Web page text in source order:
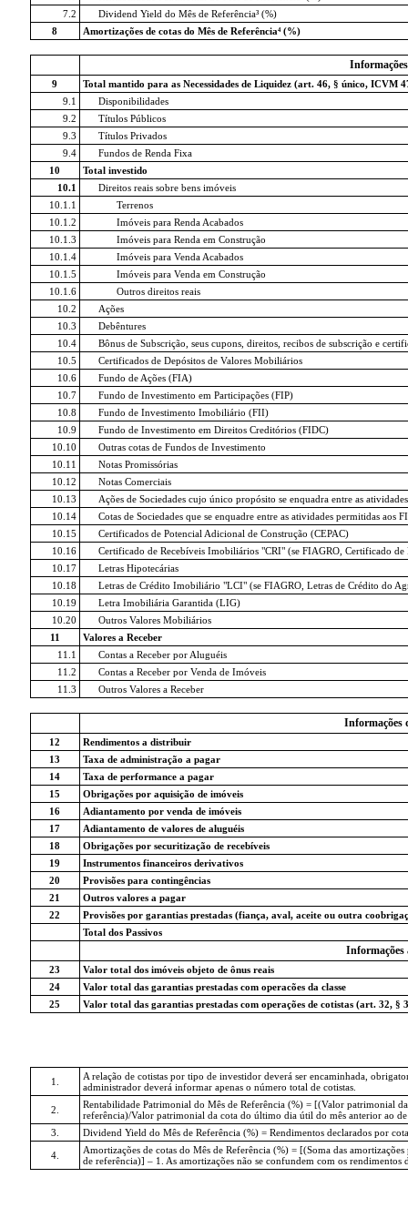
7.2
Dividend Yield do Mês de Referência³ (%)
8
Amortizações de cotas do Mês de Referência⁴ (%)
9
Total mantido para as Necessidades de Liquidez (art. 46, § único, ICVM
9.1
Disponibilidades
9.2
Títulos Públicos
9.3
Títulos Privados
9.4
Fundos de Renda Fixa
10
Total investido
10.1
Direitos reais sobre bens imóveis
10.1.1
Terrenos
10.1.2
Imóveis para Renda Acabados
10.1.3
Imóveis para Renda em Construção
10.1.4
Imóveis para Venda Acabados
10.1.5
Imóveis para Venda em Construção
10.1.6
Outros direitos reais
10.2
Ações
10.3
Debêntures
10.4
Bônus de Subscrição, seus cupons, direitos, recibos de subscrição e
10.5
Certificados de Depósitos de Valores Mobiliários
10.6
Fundo de Ações (FIA)
10.7
Fundo de Investimento em Participações (FIP)
10.8
Fundo de Investimento Imobiliário (FII)
10.9
Fundo de Investimento em Direitos Creditórios (FIDC)
10.10
Outras cotas de Fundos de Investimento
10.11
Notas Promissórias
10.12
Notas Comerciais
10.13
Ações de Sociedades cujo único propósito se enquadra entre as
10.14
Cotas de Sociedades que se enquadre entre as atividades permitidas aos
10.15
Certificados de Potencial Adicional de Construção (CEPAC)
10.16
Certificado de Recebíveis Imobiliários "CRI" (se FIAGRO, Certificado
10.17
Letras Hipotecárias
10.18
Letras de Crédito Imobiliário "LCI" (se FIAGRO, Letras de Crédito do
10.19
Letra Imobiliária Garantida (LIG)
10.20
Outros Valores Mobiliários
11
Valores a Receber
11.1
Contas a Receber por Aluguéis
11.2
Contas a Receber por Venda de Imóveis
11.3
Outros Valores a Receber
Informações
12
Rendimentos a distribuir
13
Taxa de administração a pagar
14
Taxa de performance a pagar
15
Obrigações por aquisição de imóveis
16
Adiantamento por venda de imóveis
17
Adiantamento de valores de aluguéis
18
Obrigações por securitização de recebíveis
19
Instrumentos financeiros derivativos
20
Provisões para contingências
21
Outros valores a pagar
22
Provisões por garantias prestadas (fiança, aval, aceite ou outra
Total dos Passivos
Informações
23
Valor total dos imóveis objeto de ônus reais
24
Valor total das garantias prestadas com operacões da classe
25
Valor total das garantias prestadas com operações de cotistas (art. 32, §
1.
A relação de cotistas por tipo de investidor deverá ser encaminhada,
administrador deverá informar apenas o número total de cotistas.
2.
Rentabilidade Patrimonial do Mês de Referência (%) = [(Valor patrimonial
referência)/Valor patrimonial da cota do último dia útil do mês anterior ao
3.
Dividend Yield do Mês de Referência (%) = Rendimentos declarados por
4.
Amortizações de cotas do Mês de Referência (%) = [(Soma das
de referência)] – 1. As amortizações não se confundem com os rendimentos